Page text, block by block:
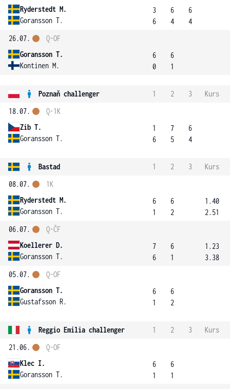
Ryderstedt M.
Goransson T.
3
6
6
4
6
4
26.07.
Goransson T.
Kontinen M.
Q-OF
6
0
6
1
Poznaň challenger 1 2 3
Kurs
18.07.
Zib T.
Goransson T.
Q-1K
1
6
7
5
6
4
Bastad 1 2 3
Kurs
08.07.
Ryderstedt M.
Goransson T.
1K
6
1
6
2
1.40
2.51
06.07.
Koellerer D.
Goransson T.
Q-ČF
7
6
6
1
1.23
3.38
05.07.
Goransson T.
Gustafsson R.
Q-OF
6
1
6
2
Reggio Emilia challenger 1 2 3
Kurs
21.06.
Klec I.
Goransson T.
Q-OF
6
1
6
1